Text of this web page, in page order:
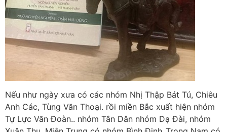
Nếu như ngày xưa có các nhóm Nhị Thập Bát Tú, Chiêu
Anh Các, Tùng Văn Thoại. rồi miền Bắc xuất hiện nhóm
Tự Lực Văn Đoàn.. nhóm Tân Dân nhóm Dạ Đài, nhóm